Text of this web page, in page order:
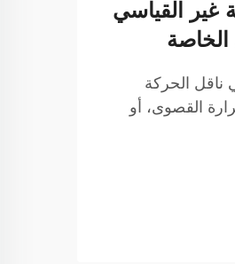
غير القياسي
الحركة
القصوى، أو
والتطوير حلول